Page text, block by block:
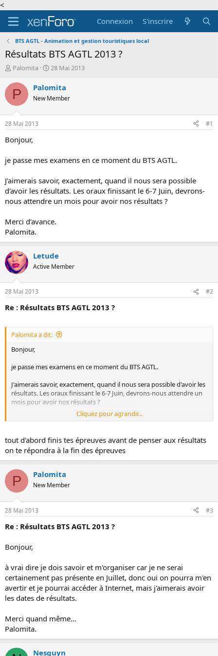
<
Connexion
S'inscrire
BTS AGTL - Animation et gestion touristiques local
Résultats BTS AGTL 2013 ?
A
t
e
r
d
e
l
i
c
u
s
o
n
Palomita
D
t
d
é
28 Mai 2013
P Palomita
New Member
28 Mai 2013 #1
Bonjour,
je passe mes examens en ce moment du BTS AGTL.
J'aimerais savoir, exactement, quand il nous sera possible
d'avoir les résultats. Les oraux finissant le 6-7 Juin, devrons-
nous attendre un mois pour avoir nos résultats ?
Merci d'avance.
Palomita.
Letude
Active Member
28 Mai 2013 #2
Re : Résultats BTS AGTL 2013 ?
Palomita a dit:
Bonjour,
je passe mes examens en ce moment du BTS AGTL.
J'aimerais savoir, exactement, quand il nous sera possible d'avoir les
résultats. Les oraux finissant le 6-7 Juin, devrons-nous attendre un
mois pour avoir nos résultats ?
Cliquez pour agrandir...
tout d'abord finis tes épreuves avant de penser aux résultats
on te répondra à la fin des épreuves
P Palomita
New Member
28 Mai 2013 #3
Re : Résultats BTS AGTL 2013 ?
Bonjour,
à vrai dire je dois savoir et m'organiser car je ne serai
certainement pas présente en Juillet, donc oui on pourra m'en
avertir et je pourrai accéder à Internet, mais j'aimerais avoir
les dates de résultats.
Merci quand même...
Palomita.
Nesguyn